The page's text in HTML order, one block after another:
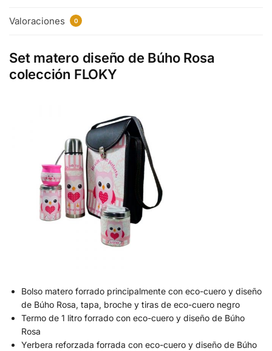
Valoraciones 0
Set matero diseño de Búho Rosa
colección FLOKY
Bolso matero forrado principalmente con eco-cuero y diseño
de Búho Rosa, tapa, broche y tiras de eco-cuero negro
Termo de 1 litro forrado con eco-cuero y diseño de Búho
Rosa
Yerbera reforzada forrada con eco-cuero y diseño de Búho